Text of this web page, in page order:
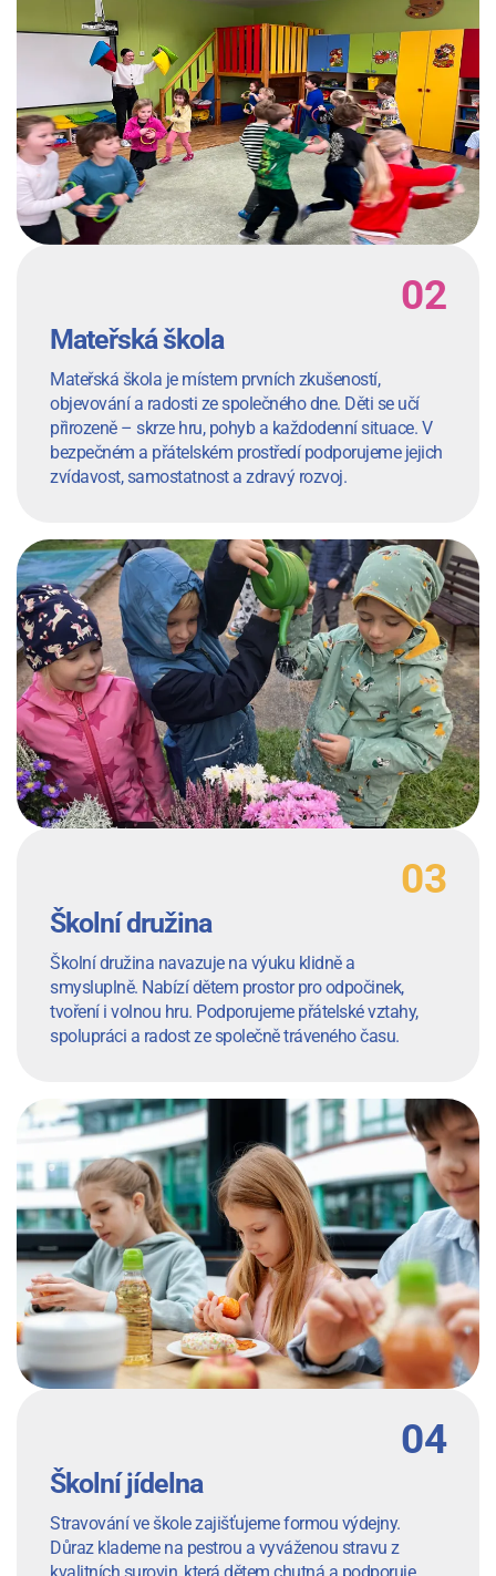
Mateřská škola
Mateřská škola je místem prvních zkušeností,
objevování a radosti ze společného dne. Děti se učí
přirozeně – skrze hru, pohyb a každodenní situace. V
bezpečném a přátelském prostředí podporujeme jejich
zvídavost, samostatnost a zdravý rozvoj.
Školní družina
Školní družina navazuje na výuku klidně a
smysluplně. Nabízí dětem prostor pro odpočinek,
tvoření i volnou hru. Podporujeme přátelské vztahy,
spolupráci a radost ze společně tráveného času.
Školní jídelna
Stravování ve škole zajišťujeme formou výdejny.
Důraz klademe na pestrou a vyváženou stravu z
kvalitních surovin, která dětem chutná a podporuje